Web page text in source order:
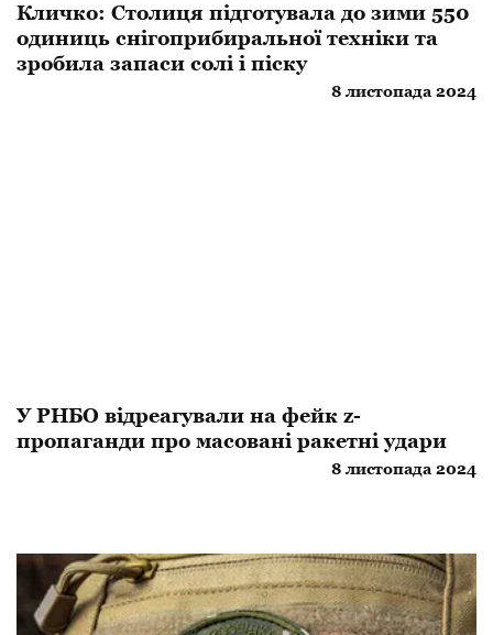
Кличко: Столиця підготувала до зими 550
одиниць снігоприбиральної техніки та
зробила запаси солі і піску
8 листопада 2024
У РНБО відреагували на фейк z-
пропаганди про масовані ракетні удари
8 листопада 2024